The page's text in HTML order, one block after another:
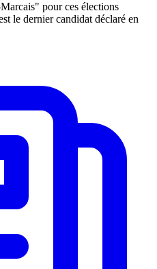
pour ces élections
le dernier candidat déclaré en